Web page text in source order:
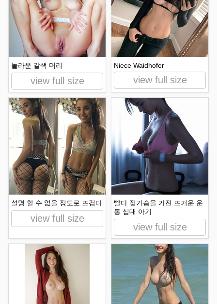
놀라운 갈색 머리
view full size
Niece Waidhofer
view full size
설명 할 수 없을 정도로 뜨겁다
view full size
빨다 젖가슴을 가진 뜨거운 운
동 십대 아기
view full size